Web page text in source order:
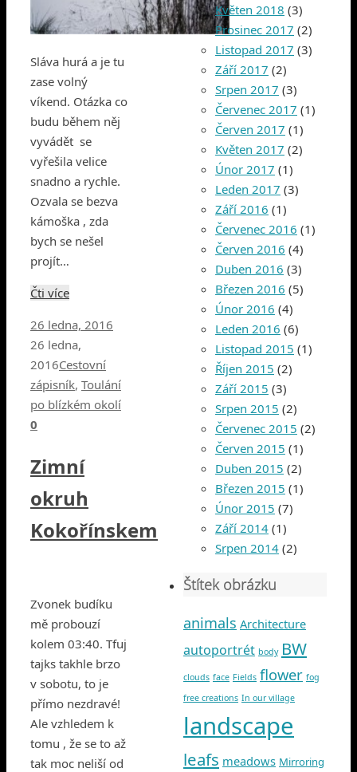
Sláva hurá a je tu
zase volný
víkend. Otázka co
budu během něj
vyvádět se
vyřešila velice
snadno a rychle.
Ozvala se bezva
kámoška , zda
bych se nešel
projít…
Čti více
26 ledna, 2016
26 ledna,
2016Cestovní
zápisník, Toulání
po blízkém okolí
0
Zimní
okruh
Kokořínskem
Zvonek budíku
mě probouzí
kolem 03:40. Tfuj
tajks takhle brzo
v sobotu, to je
přímo nezdravé!
Ale vzhledem k
tomu , že se to až
tak moc neliší od
Květen 2018 (3)
Prosinec 2017 (2)
Listopad 2017 (3)
Září 2017 (2)
Srpen 2017 (3)
Červenec 2017 (1)
Červen 2017 (1)
Květen 2017 (2)
Únor 2017 (1)
Leden 2017 (3)
Září 2016 (1)
Červenec 2016 (1)
Červen 2016 (4)
Duben 2016 (3)
Březen 2016 (5)
Únor 2016 (4)
Leden 2016 (6)
Listopad 2015 (1)
Říjen 2015 (2)
Září 2015 (3)
Srpen 2015 (2)
Červenec 2015 (2)
Červen 2015 (1)
Duben 2015 (2)
Březen 2015 (1)
Únor 2015 (7)
Září 2014 (1)
Srpen 2014 (2)
Štítek obrázku
animals Architecture
autoportrét body BW
clouds face Fields flower fog
free creations In our village
landscape
leafs meadows Mirroring